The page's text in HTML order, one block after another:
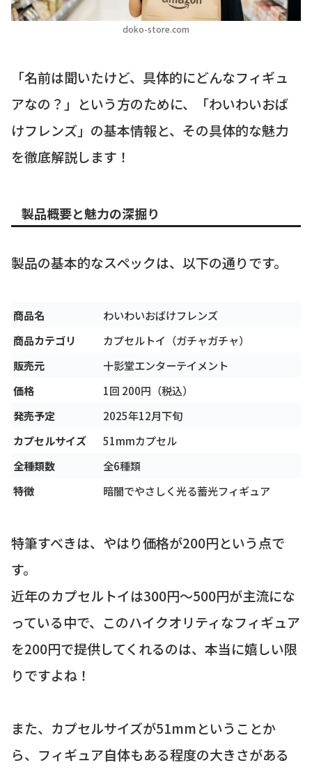
doko-store.com
「名前は聞いたけど、具体的にどんなフィギュ
アなの？」という方のために、「わいわいおば
けフレンズ」の基本情報と、その具体的な魅力
を徹底解説します！
製品概要と魅力の深掘り
製品の基本的なスペックは、以下の通りです。
商品名
わいわいおばけフレンズ
商品カテゴリ
カプセルトイ（ガチャガチャ）
販売元
十影堂エンターテイメント
価格
1回 200円（税込）
発売予定
2025年12月下旬
カプセルサイズ
51mmカプセル
全種類数
全6種類
特徴
暗闇でやさしく光る蓄光フィギュア
特筆すべきは、やはり価格が200円という点で
す。
近年のカプセルトイは300円〜500円が主流にな
っている中で、このハイクオリティなフィギュア
を200円で提供してくれるのは、本当に嬉しい限
りですよね！
また、カプセルサイズが51mmということか
ら、フィギュア自体もある程度の大きさがある